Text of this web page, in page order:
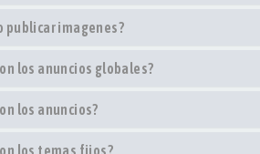
publicar imagenes?
los anuncios globales?
los anuncios?
los temas fijos?